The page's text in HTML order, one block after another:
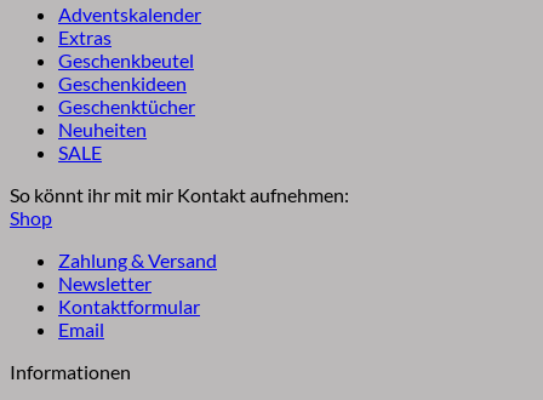
Adventskalender
Extras
Geschenkbeutel
Geschenkideen
Geschenktücher
Neuheiten
SALE
So könnt ihr mit mir Kontakt aufnehmen:
Shop
Zahlung & Versand
Newsletter
Kontaktformular
Email
Informationen